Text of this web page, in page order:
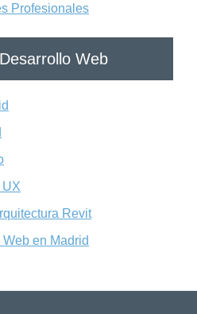
Profesionales
Web
Revit
en Madrid